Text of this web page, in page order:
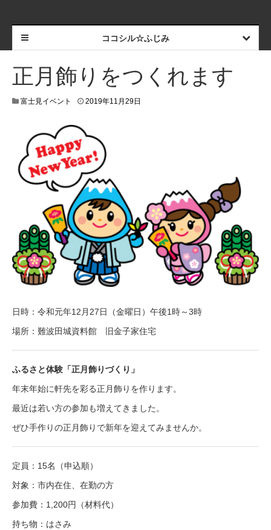
ココシル☆ふじみ
正月飾りをつくれます
富士見イベント 2019年11月29日
日時：令和元年12月27日（金曜日）午後1時～3時
場所：難波田城資料館 旧金子家住宅
ふるさと体験「正月飾りづくり」
年末年始に軒先を彩る正月飾りを作ります。
最近は若い方の参加も増えてきました。
ぜひ手作りの正月飾りで新年を迎えてみませんか。
定員：15名（申込順）
対象：市内在住、在勤の方
参加費：1,200円（材料代）
持ち物：はさみ